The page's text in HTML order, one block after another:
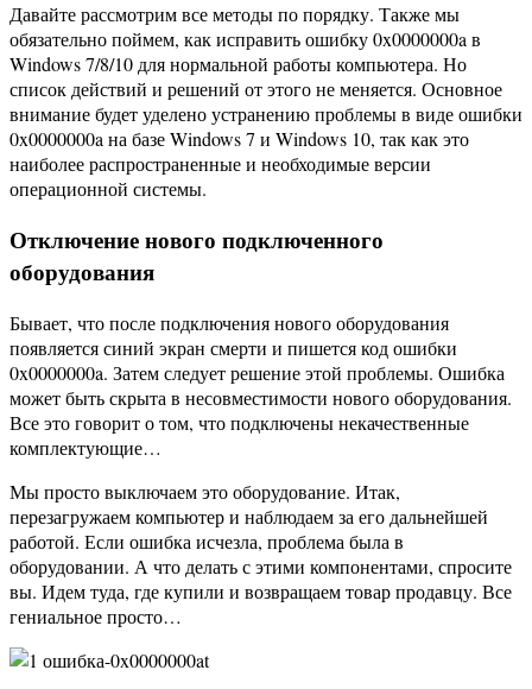
Давайте рассмотрим все методы по порядку. Также мы
обязательно поймем, как исправить ошибку 0x0000000a в
Windows 7/8/10 для нормальной работы компьютера. Но
список действий и решений от этого не меняется. Основное
внимание будет уделено устранению проблемы в виде ошибки
0x0000000a на базе Windows 7 и Windows 10, так как это
наиболее распространенные и необходимые версии
операционной системы.
Отключение нового подключенного
оборудования
Бывает, что после подключения нового оборудования
появляется синий экран смерти и пишется код ошибки
0x0000000a. Затем следует решение этой проблемы. Ошибка
может быть скрыта в несовместимости нового оборудования.
Все это говорит о том, что подключены некачественные
комплектующие…
Мы просто выключаем это оборудование. Итак,
перезагружаем компьютер и наблюдаем за его дальнейшей
работой. Если ошибка исчезла, проблема была в
оборудовании. А что делать с этими компонентами, спросите
вы. Идем туда, где купили и возвращаем товар продавцу. Все
гениальное просто…